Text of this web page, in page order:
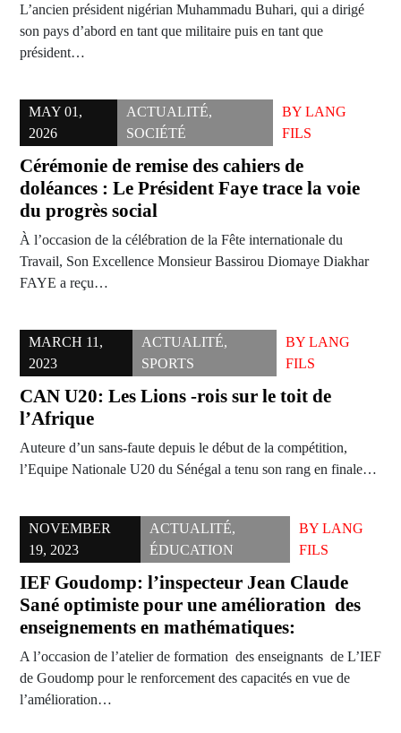
L’ancien président nigérian Muhammadu Buhari, qui a dirigé
son pays d’abord en tant que militaire puis en tant que
président…
MAY 01,
2026
ACTUALITÉ,
SOCIÉTÉ
BYLANG
FILS
Cérémonie de remise des cahiers de
doléances : Le Président Faye trace la voie
du progrès social
À l’occasion de la célébration de la Fête internationale du
Travail, Son Excellence Monsieur Bassirou Diomaye Diakhar
FAYE a reçu…
MARCH 11,
2023
ACTUALITÉ,
SPORTS
BYLANG
FILS
CAN U20: Les Lions -rois sur le toit de
l’Afrique
Auteure d’un sans-faute depuis le début de la compétition,
l’Equipe Nationale U20 du Sénégal a tenu son rang en finale…
NOVEMBER
19, 2023
ACTUALITÉ,
ÉDUCATION
BY LANG
FILS
IEF Goudomp: l’inspecteur Jean Claude
Sané optimiste pour une amélioration des
enseignements en mathématiques:
A l’occasion de l’atelier de formation des enseignants de L’IEF
de Goudomp pour le renforcement des capacités en vue de
l’amélioration…